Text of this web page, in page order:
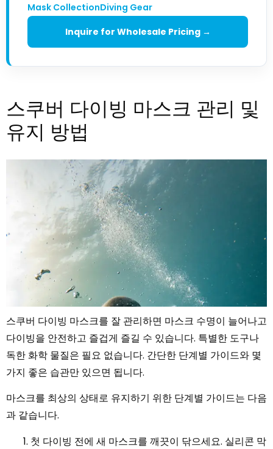
Mask CollectionDiving Gear
Inquire for Wholesale Pricing →
스쿠버 다이빙 마스크 관리 및
유지 방법
스쿠버 다이빙 마스크를 잘 관리하면 마스크 수명이 늘어나고
다이빙을 안전하고 즐겁게 즐길 수 있습니다. 특별한 도구나
독한 화학 물질은 필요 없습니다. 간단한 단계별 가이드와 몇
가지 좋은 습관만 있으면 됩니다.
마스크를 최상의 상태로 유지하기 위한 단계별 가이드는 다음
과 같습니다.
첫 다이빙 전에 새 마스크를 깨끗이 닦으세요. 실리콘 막